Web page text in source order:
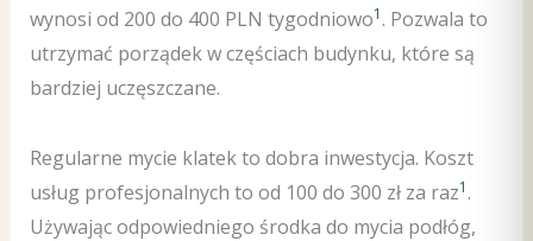
wynosi od 200 do 400 PLN tygodniowo1 . Pozwala to
utrzymać porządek w częściach budynku, które są
bardziej uczęszczane.
Regularne mycie klatek to dobra inwestycja. Koszt
usług profesjonalnych to od 100 do 300 zł za raz1 .
Używając odpowiedniego środka do mycia podłóg,